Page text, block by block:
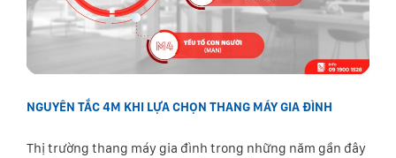
NGUYÊN TẮC 4M KHI LỰA CHỌN THANG MÁY GIA ĐÌNH
Thị trường thang máy gia đình trong những năm gần đây